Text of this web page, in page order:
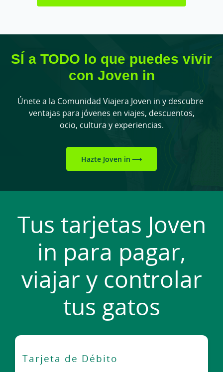
SÍ a TODO lo que puedes vivir
con Joven in
Únete a la Comunidad Viajera Joven in y descubre
ventajas para jóvenes en viajes, descuentos,
ocio, cultura y experiencias.
Hazte Joven in
Tus tarjetas Joven
in para pagar,
viajar y controlar
tus gatos
Tarjeta de Débito